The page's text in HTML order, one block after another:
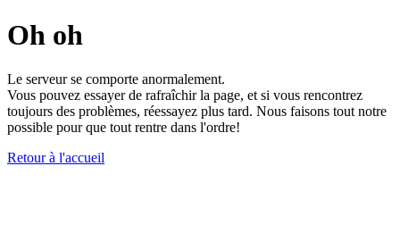
Oh oh
Le serveur se comporte anormalement.
Vous pouvez essayer de rafraîchir la page, et si vous rencontrez
toujours des problèmes, réessayez plus tard. Nous faisons tout notre
possible pour que tout rentre dans l'ordre!
Retour à l'accueil